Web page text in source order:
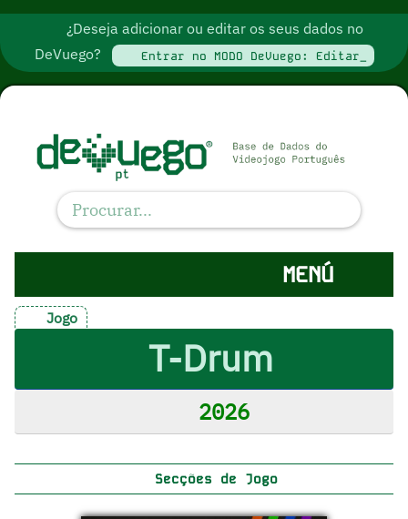
¿Deseja adicionar ou editar os seus dados no
DeVuego?
Entrar no MODO DeVuego: Editar_
MENÚ
Jogo
T-Drum
2026
Secções de Jogo